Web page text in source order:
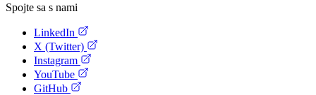
Spojte sa s nami
LinkedIn
X (Twitter)
Instagram
YouTube
GitHub